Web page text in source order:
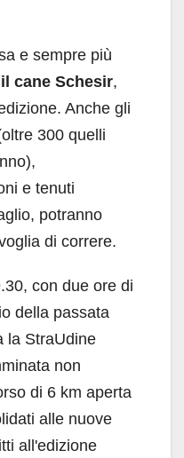
e sempre più
cane Schesir,
Anche gli
300 quelli
e tenuti
potranno
di correre.
con due ore di
della passata
la StraUdine
non
di 6 km aperta
alle nuove
all'edizione